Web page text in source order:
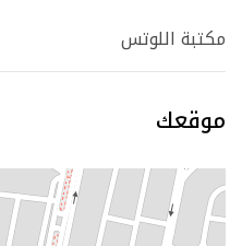
مكتبة اللوتس
موقعك